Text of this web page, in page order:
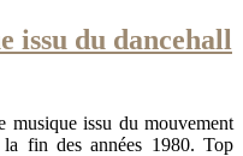
issu du dancehall
musique issu du mouvement
fin des années 1980. Top